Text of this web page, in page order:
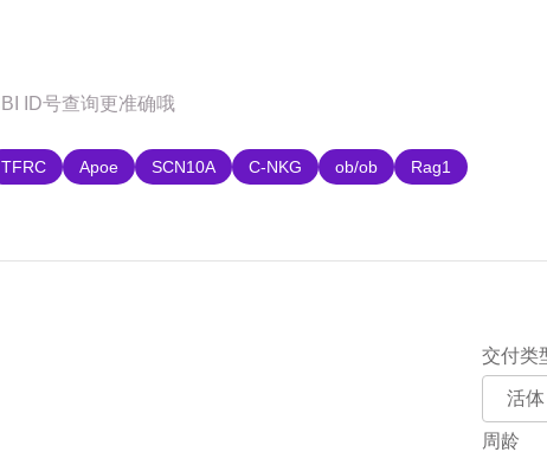
TFRC Apoe SCN10A C-NKG ob/ob Rag1
交付类
周龄